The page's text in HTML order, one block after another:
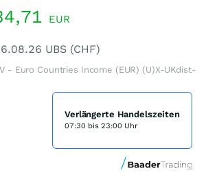
EUR
UBS (CHF)
- Euro Countries Income (EUR) (U)X-UKdist-
Verlängerte Handelszeiten
07:30 bis 23:00 Uhr